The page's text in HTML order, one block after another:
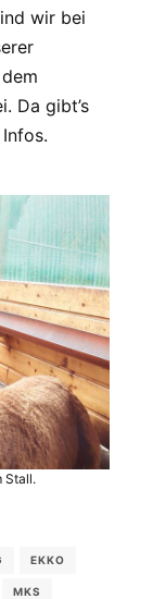
wir bei
Da gibt’s
Stall.
EKKO
MKS